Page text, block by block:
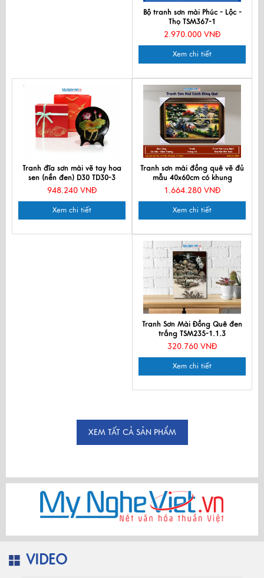
Bộ tranh sơn mài Phúc - Lộc -
Thọ TSM367-1
2.970.000 VNĐ
Xem chi tiết
Tranh sơn mài đồng quê vẽ đủ
mẫu 40x60cm có khung
50x70cm TSMTBL46K-1
1.664.280 VNĐ
Xem chi tiết
Tranh đĩa sơn mài vẽ tay hoa
sen (nền đen) D30 TD30-3
948.240 VNĐ
Xem chi tiết
Tranh Sơn Mài Đồng Quê đen
trắng TSM235-1.1.3
320.760 VNĐ
Xem chi tiết
XEM TẤT CẢ SẢN PHẨM
VIDEO